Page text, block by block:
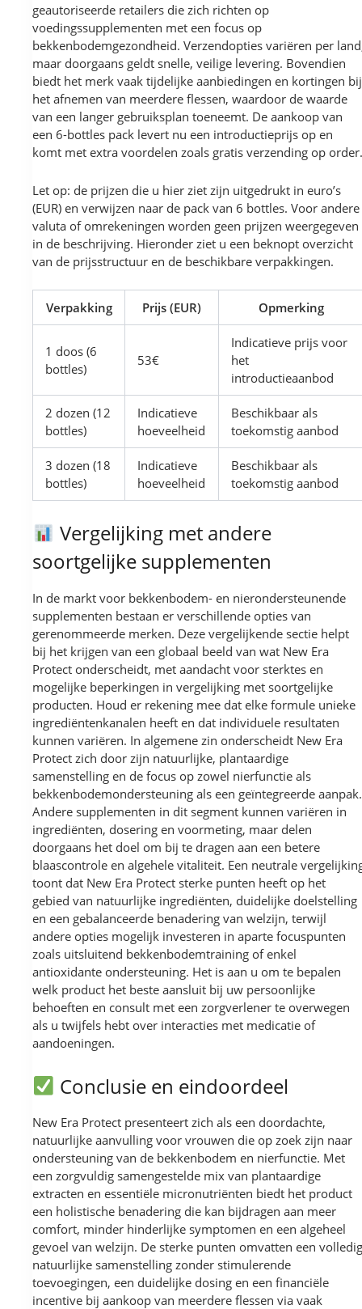
geautoriseerde retailers die zich richten op
voedingssupplementen met een focus op
bekkenbodemgezondheid. Verzendopties variëren per
maar doorgaans geldt snelle, veilige levering. Bovendien
biedt het merk vaak tijdelijke aanbiedingen en kortingen bij
het afnemen van meerdere flessen, waardoor de waarde
van een langer gebruiksplan toeneemt. De aankoop van
een 6-bottles pack levert nu een introductieprijs op en
komt met extra voordelen zoals gratis verzending op order.
Let op: de prijzen die u hier ziet zijn uitgedrukt in euro’s
(EUR) en verwijzen naar de pack van 6 bottles. Voor andere
valuta of omrekeningen worden geen prijzen weergegeven
in de beschrijving. Hieronder ziet u een beknopt overzicht
van de prijsstructuur en de beschikbare verpakkingen.
Verpakking Prijs (EUR) Opmerking
1 doos (6
bottles)
53€
Indicatieve prijs voor
het
introductieaanbod
2 dozen (12
bottles)
Indicatieve
hoeveelheid
Beschikbaar als
toekomstig aanbod
3 dozen (18
bottles)
Indicatieve
hoeveelheid
Beschikbaar als
toekomstig aanbod
Vergelijking met andere
soortgelijke supplementen
In de markt voor bekkenbodem- en nierondersteunende
supplementen bestaan er verschillende opties van
gerenommeerde merken. Deze vergelijkende sectie helpt
bij het krijgen van een globaal beeld van wat New Era
Protect onderscheidt, met aandacht voor sterktes en
mogelijke beperkingen in vergelijking met soortgelijke
producten. Houd er rekening mee dat elke formule unieke
ingrediëntenkanalen heeft en dat individuele resultaten
kunnen variëren. In algemene zin onderscheidt New Era
Protect zich door zijn natuurlijke, plantaardige
samenstelling en de focus op zowel nierfunctie als
bekkenbodemondersteuning als een geïntegreerde aanpak.
Andere supplementen in dit segment kunnen variëren in
ingrediënten, dosering en voormeting, maar delen
doorgaans het doel om bij te dragen aan een betere
blaascontrole en algehele vitaliteit. Een neutrale
toont dat New Era Protect sterke punten heeft op het
gebied van natuurlijke ingrediënten, duidelijke doelstelling
en een gebalanceerde benadering van welzijn, terwijl
andere opties mogelijk investeren in aparte focuspunten
zoals uitsluitend bekkenbodemtraining of enkel
antioxidante ondersteuning. Het is aan u om te bepalen
welk product het beste aansluit bij uw persoonlijke
behoeften en consult met een zorgverlener te overwegen
als u twijfels hebt over interacties met medicatie of
aandoeningen.
Conclusie en eindoordeel
New Era Protect presenteert zich als een doordachte,
natuurlijke aanvulling voor vrouwen die op zoek zijn naar
ondersteuning van de bekkenbodem en nierfunctie. Met
een zorgvuldig samengestelde mix van plantaardige
extracten en essentiële micronutriënten biedt het product
een holistische benadering die kan bijdragen aan meer
comfort, minder hinderlijke symptomen en een algeheel
gevoel van welzijn. De sterke punten omvatten een volledig
natuurlijke samenstelling zonder stimulerende
toevoegingen, een duidelijke dosing en een financiële
incentive bij aankoop van meerdere flessen via vaak